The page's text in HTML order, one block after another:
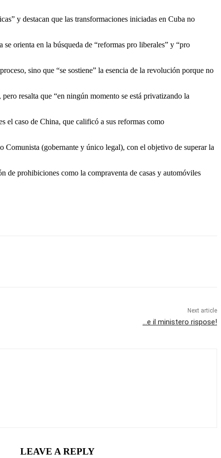
y destacan que las transformaciones iniciadas en Cuba no
orienta en la búsqueda de “reformas pro liberales” y “pro
sino que “se sostiene” la esencia de la revolución porque no
resalta que “en ningún momento se está privatizando la
el caso de China, que calificó a sus reformas como
Comunista (gobernante y único legal), con el objetivo de superar la
de prohibiciones como la compraventa de casas y automóviles
Next article
…e il ministero rispose!
LEAVE A REPLY